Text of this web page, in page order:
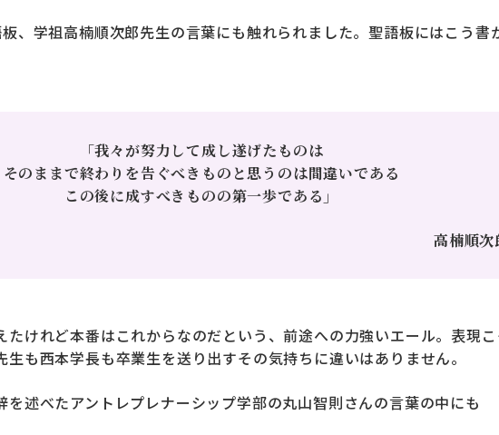
、学祖高楠順次郎先生の言葉にも触れられました。聖語板にはこう書
「我々が努力して成し遂げたものは
そのままで終わりを告ぐべきものと思うのは間違いである
この後に成すべきものの第一歩である」
高楠順次
たけれど本番はこれからなのだという、前途への力強いエール。表現
生も西本学長も卒業生を送り出すその気持ちに違いはありません。
を述べたアントレプレナーシップ学部の丸山智則さんの言葉の中にも